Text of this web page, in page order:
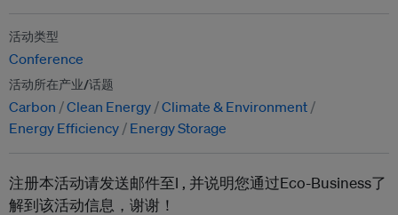
活动类型
Conference
活动所在产业/话题
Carbon Clean Energy Climate & Environment
Energy Efficiency
Energy Storage
注册本活动请发送邮件至l , 并说明您通过Eco-Business了
解到该活动信息，谢谢！